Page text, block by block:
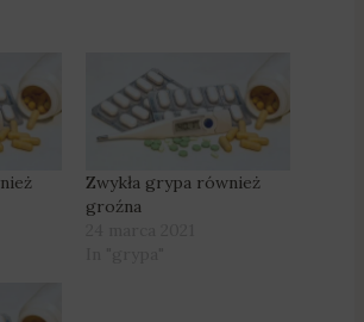
Zwykła grypa również
groźna